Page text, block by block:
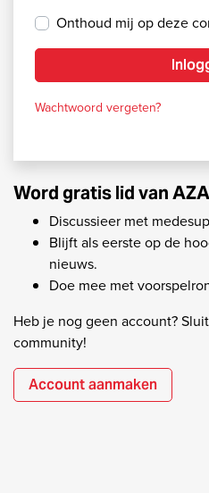
Onthoud mij op deze
Wachtwoord vergeten?
Word gratis lid van
Discussieer met
Blijft als eerste op de
nieuws.
Doe mee met
Heb je nog geen account?
community!
Account aanmaken